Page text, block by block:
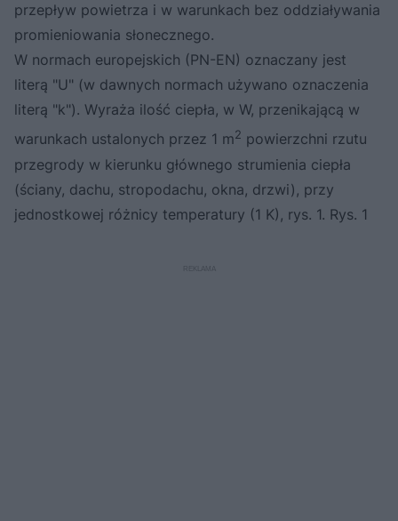
przepływ powietrza i w warunkach bez oddziaływania
promieniowania słonecznego.
W normach europejskich (PN-EN) oznaczany jest
literą "U" (w dawnych normach używano oznaczenia
literą "k"). Wyraża ilość ciepła, w W, przenikającą w
warunkach ustalonych przez 1 m2 powierzchni rzutu
przegrody w kierunku głównego strumienia ciepła
(ściany, dachu, stropodachu, okna, drzwi), przy
jednostkowej różnicy temperatury (1 K), rys. 1. Rys. 1